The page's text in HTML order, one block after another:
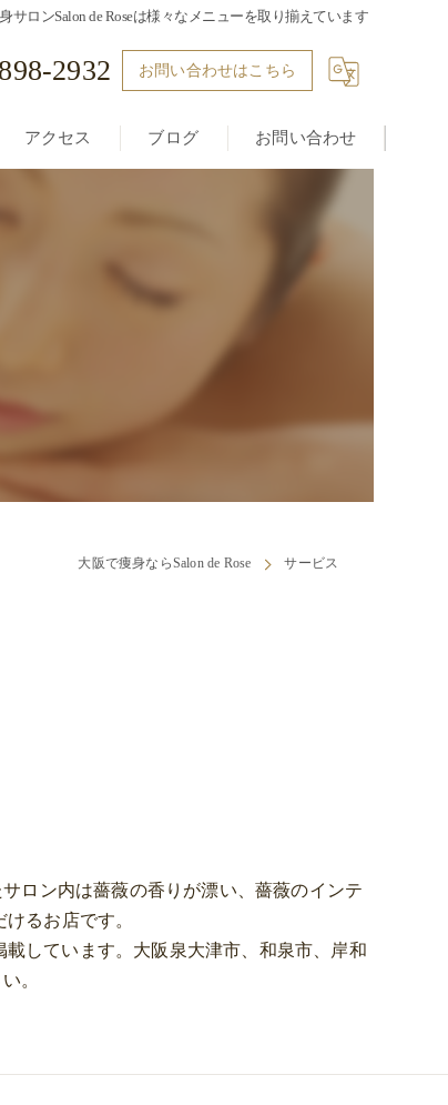
サロンSalon de Roseは様々なメニューを取り揃えています
2932 お問い合わせはこちら
アクセス ブログ お問い合わせ
大阪で痩身ならSalon de Rose サービス
ロン内は薔薇の香りが漂い、薔薇のインテ
るお店です。
しています。大阪泉大津市、和泉市、岸和
。